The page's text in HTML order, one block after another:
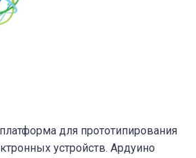
для прототипирования
устройств. Ардуино